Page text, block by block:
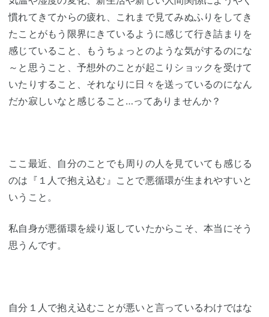
慣れてきてからの疲れ、これまで見てみぬふりをしてき
たことがもう限界にきているように感じて行き詰まりを
感じていること、もうちょっとのような気がするのにな
～と思うこと、予想外のことが起こりショックを受けて
いたりすること、それなりに日々を送っているのになん
だか寂しいなと感じること…ってありませんか？
ここ最近、自分のことでも周りの人を見ていても感じる
のは『１人で抱え込む』ことで悪循環が生まれやすいと
いうこと。
私自身が悪循環を繰り返していたからこそ、本当にそう
思うんです。
自分１人で抱え込むことが悪いと言っているわけではな